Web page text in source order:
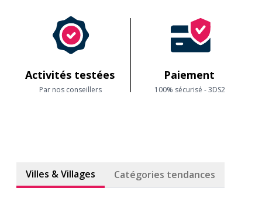
Activités testées
Par nos conseillers
Paiement
100% sécurisé - 3DS2
Villes & Villages Catégories tendances